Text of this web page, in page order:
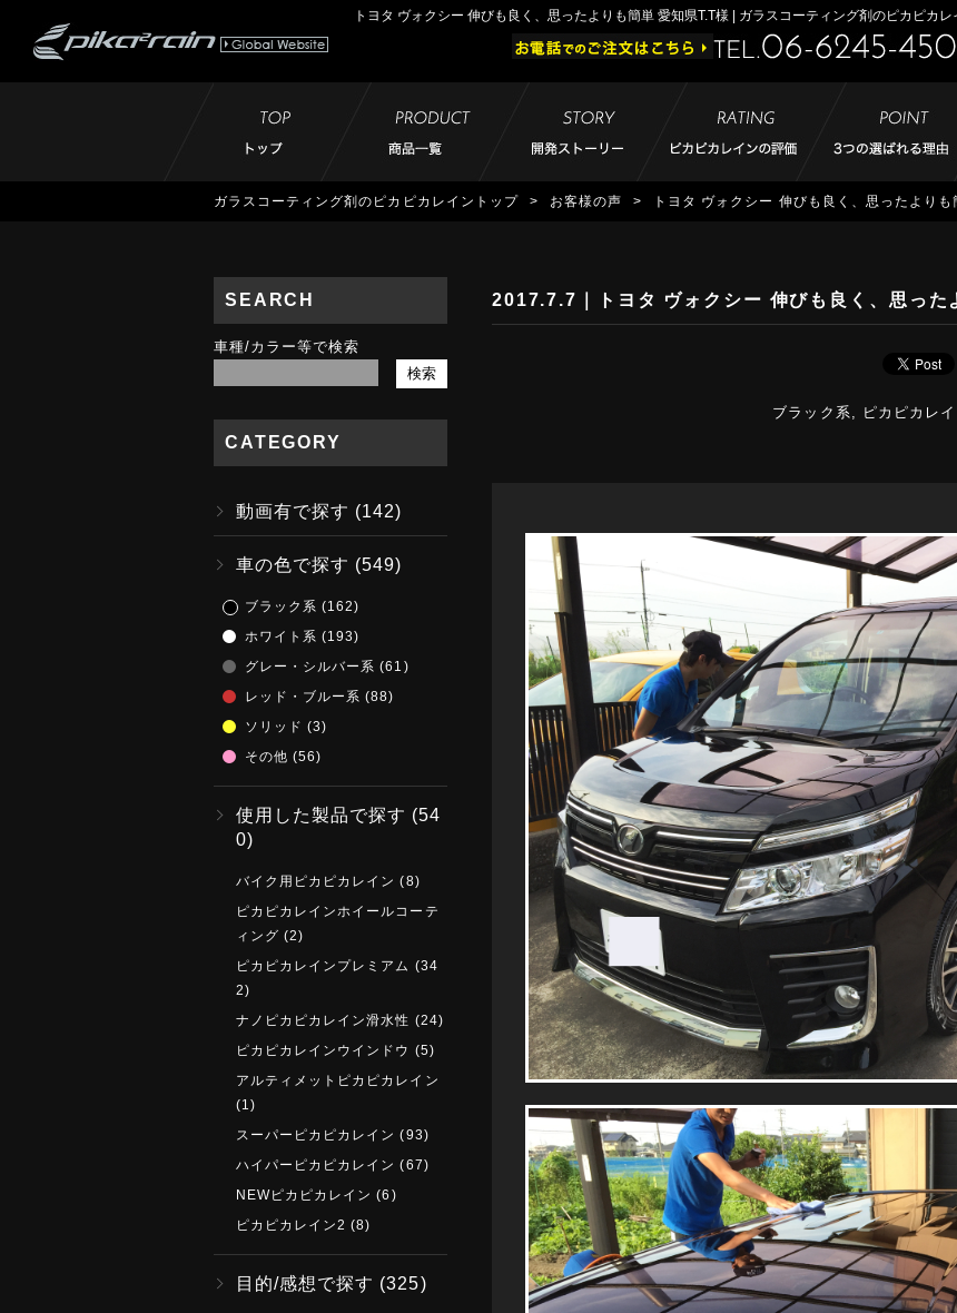
トヨタ ヴォクシー 伸びも良く、思ったよりも簡単 愛知県T.T様 | ガラスコーティング剤のピカピカレ
ガラスコーティング剤のピカピカレイントップ > お客様の声 > トヨタ ヴォクシー 伸びも良く、思ったより
2017.7.7 ｜トヨタ ヴォクシー 伸びも良く、思っ
ブラック系, ピカピカレ
SEARCH
車種/カラー等で検索
CATEGORY
動画有で探す (142)
車の色で探す (549)
ブラック系 (162)
ホワイト系 (193)
グレー・シルバー系 (61)
レッド・ブルー系 (88)
ソリッド (3)
その他 (56)
使用した製品で探す (54
0)
バイク用ピカピカレイン (8)
ピカピカレインホイールコーテ
ィング (2)
ピカピカレインプレミアム (34
2)
ナノピカピカレイン滑水性 (24)
ピカピカレインウインドウ (5)
アルティメットピカピカレイン
(1)
スーパーピカピカレイン (93)
ハイパーピカピカレイン (67)
NEWピカピカレイン (6)
ピカピカレイン2 (8)
目的/感想で探す (325)